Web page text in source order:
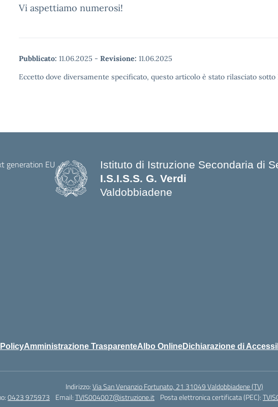
Vi aspettiamo numerosi!
Pubblicato: 11.06.2025 - Revisione: 11.06.2025
Eccetto dove diversamente specificato, questo articolo è stato rilasciato
Istituto di Istruzione Secondaria di
I.S.I.S.S. G. Verdi
Valdobbiadene
Amministrazione TrasparenteAlbo OnlineDichiarazione di
Indirizzo:Via San Venanzio Fortunato, 21 31049 Valdobbiadene (TV)
0423 975973 Email:TVIS004007@istruzione.it Posta elettronica certificata (PEC):